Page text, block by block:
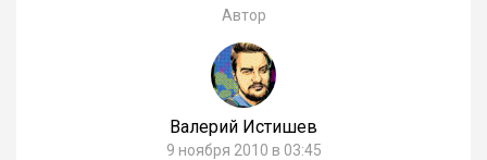
Автор
Валерий Истишев
9 ноября 2010 в 03:45